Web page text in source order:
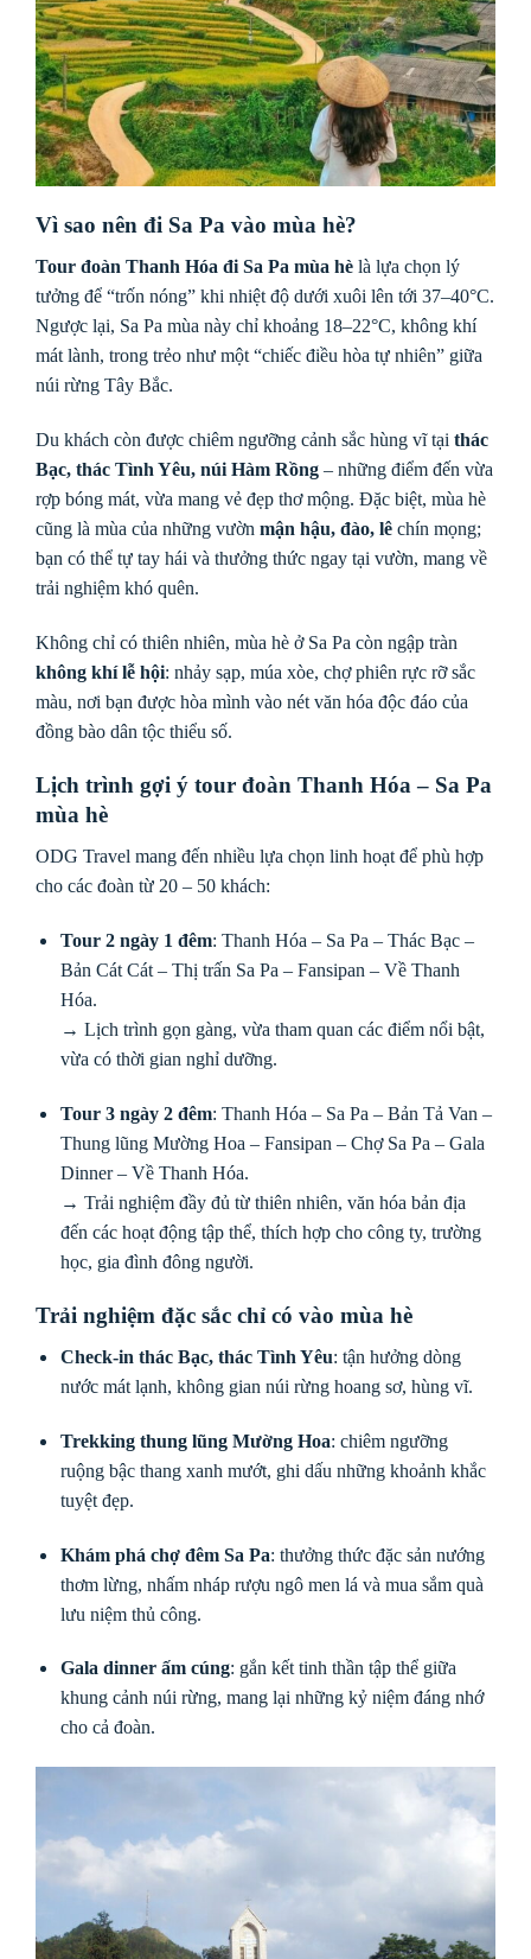
Vì sao nên đi Sa Pa vào mùa hè?
Tour đoàn Thanh Hóa đi Sa Pa mùa hè là lựa chọn lý
tưởng để “trốn nóng” khi nhiệt độ dưới xuôi lên tới 37–40°C.
Ngược lại, Sa Pa mùa này chỉ khoảng 18–22°C, không khí
mát lành, trong trẻo như một “chiếc điều hòa tự nhiên” giữa
núi rừng Tây Bắc.
Du khách còn được chiêm ngưỡng cảnh sắc hùng vĩ tại thác
Bạc, thác Tình Yêu, núi Hàm Rồng – những điểm đến vừa
rợp bóng mát, vừa mang vẻ đẹp thơ mộng. Đặc biệt, mùa hè
cũng là mùa của những vườn mận hậu, đào, lê chín mọng;
bạn có thể tự tay hái và thưởng thức ngay tại vườn, mang về
trải nghiệm khó quên.
Không chỉ có thiên nhiên, mùa hè ở Sa Pa còn ngập tràn
không khí lễ hội: nhảy sạp, múa xòe, chợ phiên rực rỡ sắc
màu, nơi bạn được hòa mình vào nét văn hóa độc đáo của
đồng bào dân tộc thiểu số.
Lịch trình gợi ý tour đoàn Thanh Hóa – Sa Pa
mùa hè
ODG Travel mang đến nhiều lựa chọn linh hoạt để phù hợp
cho các đoàn từ 20 – 50 khách:
Tour 2 ngày 1 đêm: Thanh Hóa – Sa Pa – Thác Bạc –
Bản Cát Cát – Thị trấn Sa Pa – Fansipan – Về Thanh
Hóa.
→ Lịch trình gọn gàng, vừa tham quan các điểm nổi bật,
vừa có thời gian nghỉ dưỡng.
Tour 3 ngày 2 đêm: Thanh Hóa – Sa Pa – Bản Tả Van –
Thung lũng Mường Hoa – Fansipan – Chợ Sa Pa – Gala
Dinner – Về Thanh Hóa.
→ Trải nghiệm đầy đủ từ thiên nhiên, văn hóa bản địa
đến các hoạt động tập thể, thích hợp cho công ty, trường
học, gia đình đông người.
Trải nghiệm đặc sắc chỉ có vào mùa hè
Check-in thác Bạc, thác Tình Yêu: tận hưởng dòng
nước mát lạnh, không gian núi rừng hoang sơ, hùng vĩ.
Trekking thung lũng Mường Hoa: chiêm ngưỡng
ruộng bậc thang xanh mướt, ghi dấu những khoảnh khắc
tuyệt đẹp.
Khám phá chợ đêm Sa Pa: thưởng thức đặc sản nướng
thơm lừng, nhấm nháp rượu ngô men lá và mua sắm quà
lưu niệm thủ công.
Gala dinner ấm cúng: gắn kết tinh thần tập thể giữa
khung cảnh núi rừng, mang lại những kỷ niệm đáng nhớ
cho cả đoàn.